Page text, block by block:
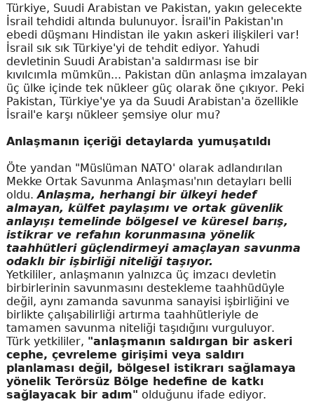
Türkiye, Suudi Arabistan ve Pakistan, yakın gelecekte
İsrail tehdidi altında bulunuyor. İsrail'in Pakistan'ın
ebedi düşmanı Hindistan ile yakın askeri ilişkileri var!
İsrail sık sık Türkiye'yi de tehdit ediyor. Yahudi
devletinin Suudi Arabistan'a saldırması ise bir
kıvılcımla mümkün... Pakistan dün anlaşma imzalayan
üç ülke içinde tek nükleer güç olarak öne çıkıyor. Peki
Pakistan, Türkiye'ye ya da Suudi Arabistan'a özellikle
İsrail'e karşı nükleer şemsiye olur mu?
Anlaşmanın içeriği detaylarda yumuşatıldı
Öte yandan "Müslüman NATO' olarak adlandırılan
Mekke Ortak Savunma Anlaşması'nın detayları belli
oldu.Anlaşma, herhangi bir ülkeyi hedef
almayan, külfet paylaşımı ve ortak güvenlik
anlayışı temelinde bölgesel ve küresel barış,
istikrar ve refahın korunmasına yönelik
taahhütleri güçlendirmeyi amaçlayan savunma
odaklı bir işbirliği niteliği taşıyor.
Yetkililer, anlaşmanın yalnızca üç imzacı devletin
birbirlerinin savunmasını destekleme taahhüdüyle
değil, aynı zamanda savunma sanayisi işbirliğini ve
birlikte çalışabilirliği artırma taahhütleriyle de
tamamen savunma niteliği taşıdığını vurguluyor.
Türk yetkililer, "anlaşmanın saldırgan bir askeri
cephe, çevreleme girişimi veya saldırı
planlaması değil, bölgesel istikrarı sağlamaya
yönelik Terörsüz Bölge hedefine de katkı
sağlayacak bir adım" olduğunu ifade ediyor.